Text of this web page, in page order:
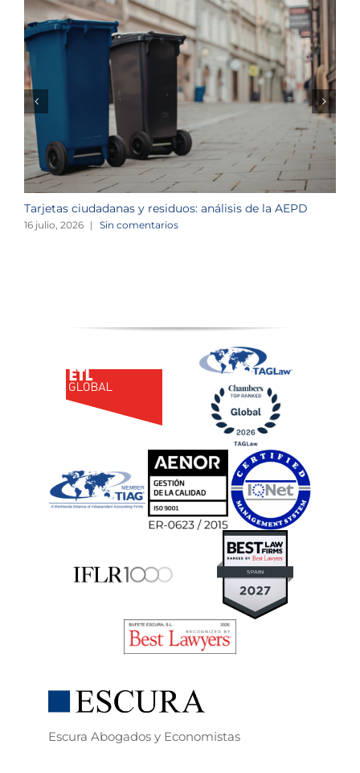
Tarjetas ciudadanas y residuos: análisis de la AEPD
16 julio, 2026 | Sin comentarios
Escura Abogados y Economistas